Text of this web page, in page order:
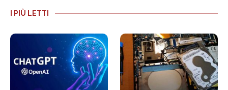
I PIÙ LETTI